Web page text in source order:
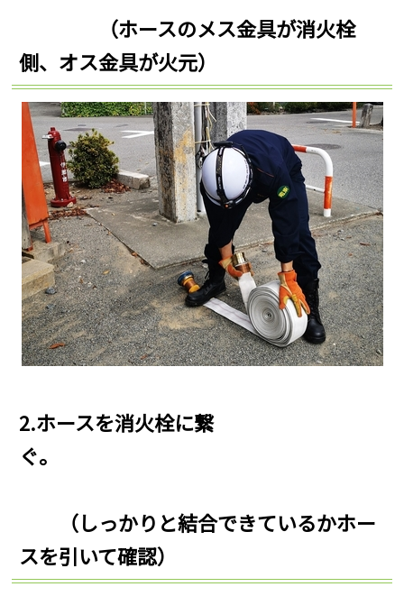
（ホースのメス金具が消火栓
側、オス金具が火元）
2.ホースを消火栓に繋
ぐ。
（しっかりと結合できているかホー
スを引いて確認）